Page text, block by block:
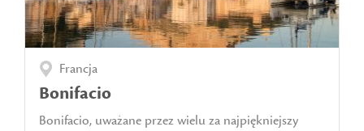
Francja
Bonifacio
Bonifacio, uważane przez wielu za najpiękniejszy